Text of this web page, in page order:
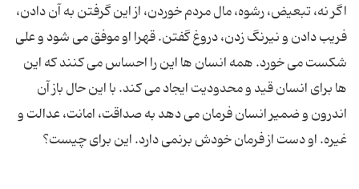
اگر نه، تبعیض، رشوه، مال مردم خوردن، از این گرفتن به آن دادن،
فریب دادن و نیرنگ زدن، دروغ گفتن. قهرا او موفق مى شود و على
شکست مى خورد. همه انسان ها این را احساس مى کنند که این
ها براى انسان قید و محدودیت ایجاد مى کند. با این حال باز آن
اندرون و ضمیر انسان فرمان مى دهد به صداقت، امانت، عدالت و